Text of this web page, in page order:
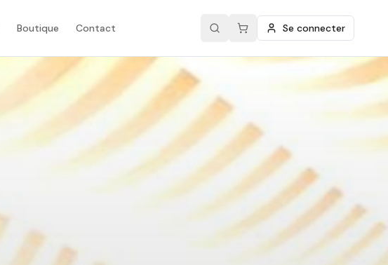
Boutique Contact Se connecter